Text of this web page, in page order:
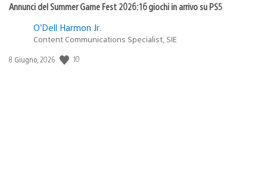
Annunci del Summer Game Fest 2026: 16 giochi in arrivo su PS5
O’Dell Harmon Jr.
Content Communications Specialist, SIE
Data
8 Giugno, 2026 10